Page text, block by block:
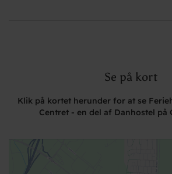
Se på kort
Klik på kortet herunder for at se
Centret - en del af Danhostel på